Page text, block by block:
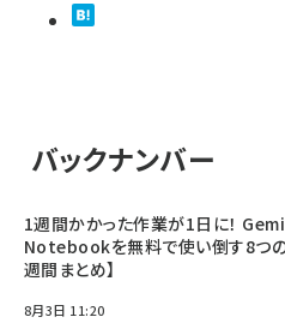
バックナンバー
1週間かかった作業が1日に！
Notebookを無料で使い倒す8つの
週間まとめ】
8月3日 11:20